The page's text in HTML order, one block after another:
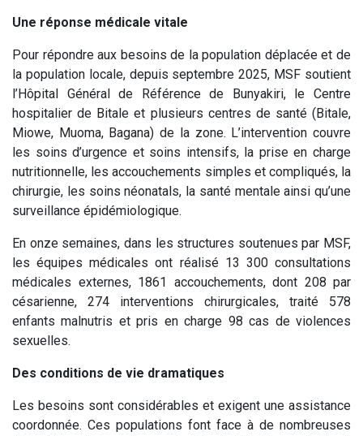
Une réponse médicale vitale
Pour répondre aux besoins de la population déplacée et de
la population locale, depuis septembre 2025, MSF soutient
l’Hôpital Général de Référence de Bunyakiri, le Centre
hospitalier de Bitale et plusieurs centres de santé (Bitale,
Miowe, Muoma, Bagana) de la zone. L’intervention couvre
les soins d’urgence et soins intensifs, la prise en charge
nutritionnelle, les accouchements simples et compliqués, la
chirurgie, les soins néonatals, la santé mentale ainsi qu’une
surveillance épidémiologique.
En onze semaines, dans les structures soutenues par MSF,
les équipes médicales ont réalisé 13 300 consultations
médicales externes, 1861 accouchements, dont 208 par
césarienne, 274 interventions chirurgicales, traité 578
enfants malnutris et pris en charge 98 cas de violences
sexuelles.
Des conditions de vie dramatiques
Les besoins sont considérables et exigent une assistance
coordonnée. Ces populations font face à de nombreuses